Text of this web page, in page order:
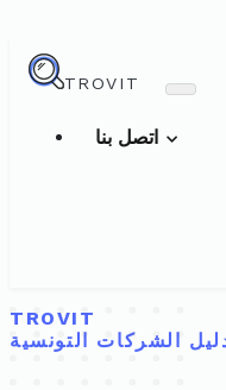
TROVIT
TROVIT
الشركات التونسية